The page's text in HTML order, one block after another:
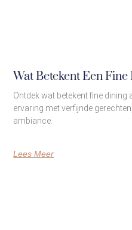
Wat Betekent Een
Ontdek wat betekent fine
ervaring met verfijnde
ambiance.
Lees Meer